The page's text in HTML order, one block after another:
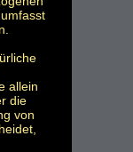
allein
die
von